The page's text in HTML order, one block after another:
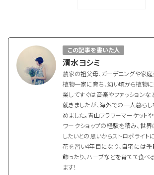
この記事を書いた人
清水ヨシミ
農家の祖父母、ガーデニングや家
植物一家に育ち、幼い頃から植物に
業してすぐは音楽やファッション
就きましたが、海外での一人暮ら
めました。青山フラワーマーケット
ワークショップの経験を積み、世
したいとの思いからストロボライト
花を習い4年目になり、自宅には
飾ったり、ハーブなどを育てて食べ
ます！